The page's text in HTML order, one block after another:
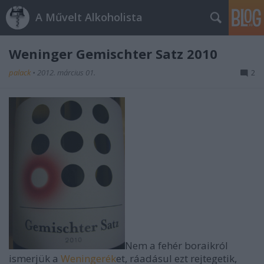
A Művelt Alkoholista
Weninger Gemischter Satz 2010
palack • 2012. március 01. 2
Nem a fehér boraikról
ismerjük a Weningeréket, ráadásul ezt rejtegetik,